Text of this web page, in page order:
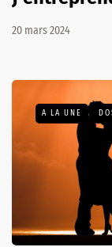
20 mars 2024
A LA UNE